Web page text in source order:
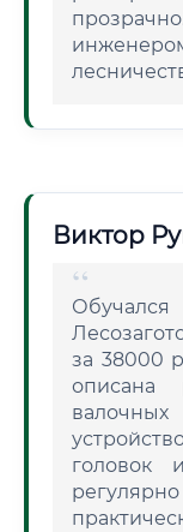
Виктор
за 38000
описана
головок